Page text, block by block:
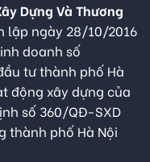
Dựng Và Thương
lập ngày 28/10/2016
doanh số
tư thành phố Hà
động xây dựng của
số 360/QĐ-SXD
thành phố Hà Nội